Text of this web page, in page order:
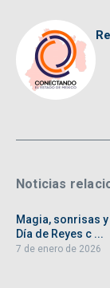
Noticias
Magia, sonrisas
Día de Reyes c ...
7 de enero de 2026